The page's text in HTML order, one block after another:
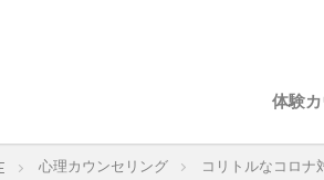
体験
心理カウンセリング コリトルなコロナ